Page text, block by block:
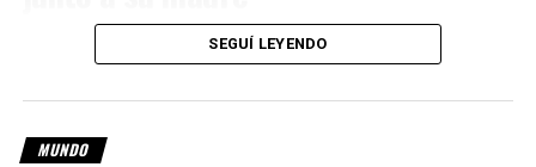
Fuente: Contexto Tucumán
De acuerdo con la información oficial,
Policía Bolivariana de Venezuela, comprobó que
Mia y su madre permanecen en un domicilio de la
SEGUÍ LEYENDO
MUNDO